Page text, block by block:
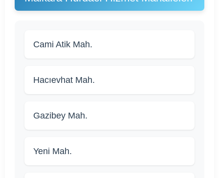
Cami Atik Mah.
Hacıevhat Mah.
Gazibey Mah.
Yeni Mah.